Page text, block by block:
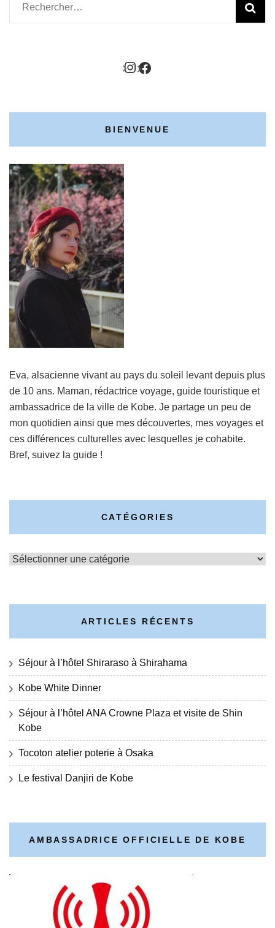
Rechercher :
http://instagram.com/
https://
BIENVENUE
Eva, alsacienne vivant au pays du soleil levant depuis plus
de 10 ans. Maman, rédactrice voyage, guide touristique et
ambassadrice de la ville de Kobe. Je partage un peu de
mon quotidien ainsi que mes découvertes, mes voyages et
ces différences culturelles avec lesquelles je cohabite.
Bref, suivez la guide !
CATÉGORIES
Catégories
ARTICLES RÉCENTS
Séjour à l’hôtel Shiraraso à Shirahama
Kobe White Dinner
Séjour à l’hôtel ANA Crowne Plaza et visite de Shin
Kobe
Tocoton atelier poterie à Osaka
Le festival Danjiri de Kobe
AMBASSADRICE OFFICIELLE DE KOBE